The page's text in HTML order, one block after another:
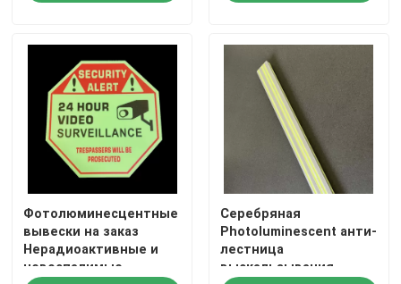
Главная страница
Продукция
Ролики
Фотолюминесцентные
вывески на заказ
Нерадиоактивные и
невоспалимые
Серебряная
Photoluminescent анти-
лестница
выскальзывания